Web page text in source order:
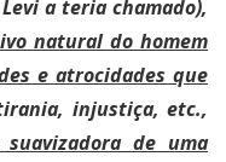
a teria chamado),
natural do homem
e atrocidades que
injustiça, etc.,
de uma